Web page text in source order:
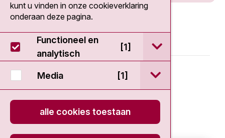
© 2026 - Antoni van Leeuwenhoek
Disclaimer
kunt u vinden in onze cookieverklaring
onderaan deze pagina.
Functioneel en
analytisch
[1] open / sluit
Media [1] open / sluit
alle cookies toestaan